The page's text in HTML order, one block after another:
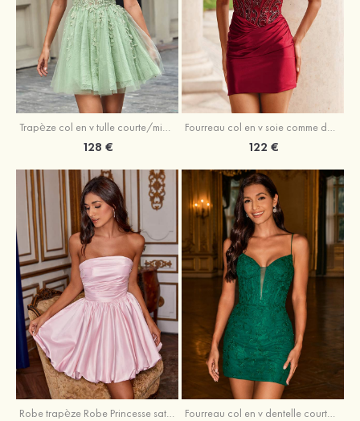
Trapèze col en v tulle courte/mini robe de fête de la rentrée avec perles
128 €
Fourreau col en v soie comme du satin courte/mini robe de fête de la rentrée avec paillettes
122 €
Robe trapèze Robe Princesse satin sans manches courte/mini robe de fête de la rentrée Fourreau col en v dentelle courte/mini robe de fête de la rentré avec perles